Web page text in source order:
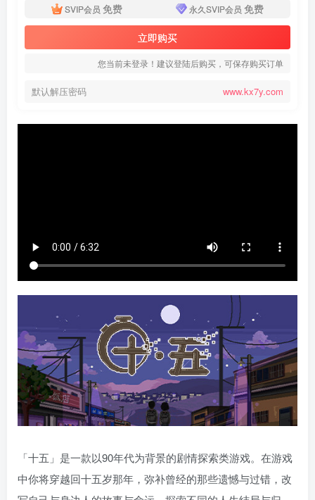
SVIP会员 免费 永久SVIP会员 免费
立即购买
您当前未登录！建议登陆后购买，可保存购买订单
默认解压密码 www.kx7y.com
「十五」是一款以90年代为背景的剧情探索类游戏。在游戏
中你将穿越回十五岁那年，弥补曾经的那些遗憾与过错，改